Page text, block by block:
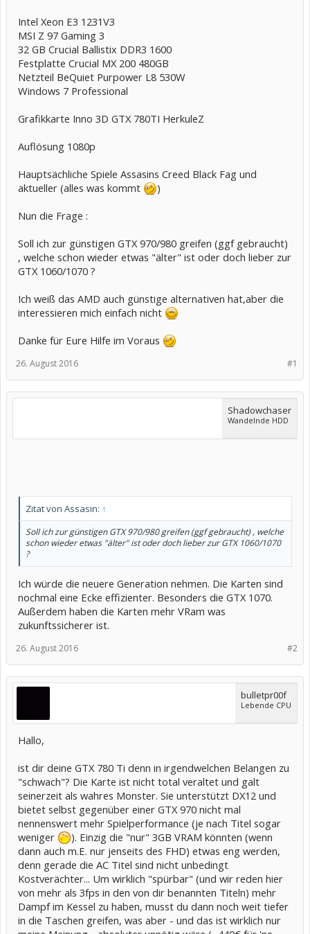
Intel Xeon E3 1231V3
MSI Z 97 Gaming 3
32 GB Crucial Ballistix DDR3 1600
Festplatte Crucial MX 200 480GB
Netzteil BeQuiet Purpower L8 530W
Windows 7 Professional
Grafikkarte Inno 3D GTX 780TI HerkuleZ
Auflösung 1080p
Hauptsächliche Spiele Assasins Creed Black Fag und
aktueller (alles was kommt
)
Nun die Frage :
Soll ich zur günstigen GTX 970/980 greifen (ggf gebraucht)
, welche schon wieder etwas "älter" ist oder doch lieber zur
GTX 1060/1070 ?
Ich weiß das AMD auch günstige alternativen hat,aber die
interessieren mich einfach nicht
Danke für Eure Hilfe im Voraus
#1
26. August 2016
Shadowchaser
Wandelnde HDD
Zitat von Assasin: ↑
Soll ich zur günstigen GTX 970/980 greifen (ggf gebraucht) , welche
schon wieder etwas "älter" ist oder doch lieber zur GTX 1060/1070
?
Ich würde die neuere Generation nehmen. Die Karten sind
nochmal eine Ecke effizienter. Besonders die GTX 1070.
Außerdem haben die Karten mehr VRam was
zukunftssicherer ist.
#2
26. August 2016
bulletpr00f
Lebende CPU
Hallo,
ist dir deine GTX 780 Ti denn in irgendwelchen Belangen zu
"schwach"? Die Karte ist nicht total veraltet und galt
seinerzeit als wahres Monster. Sie unterstützt DX12 und
bietet selbst gegenüber einer GTX 970 nicht mal
nennenswert mehr Spielperformance (je nach Titel sogar
weniger
). Einzig die "nur" 3GB VRAM könnten (wenn
dann auch m.E. nur jenseits des FHD) etwas eng werden,
denn gerade die AC Titel sind nicht unbedingt
Kostverächter... Um wirklich "spürbar" (und wir reden hier
von mehr als 3fps in den von dir benannten Titeln) mehr
Dampf im Kessel zu haben, musst du dann noch weit tiefer
in die Taschen greifen, was aber - und das ist wirklich nur